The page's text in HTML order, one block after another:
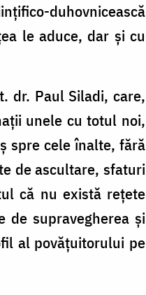
duhovnicească
le aduce, dar și cu
dr. Paul Siladi, care,
unele cu totul noi,
spre cele înalte, fără
de ascultare, sfaturi
că nu există rețete
de supravegherea și
al povățuitorului pe